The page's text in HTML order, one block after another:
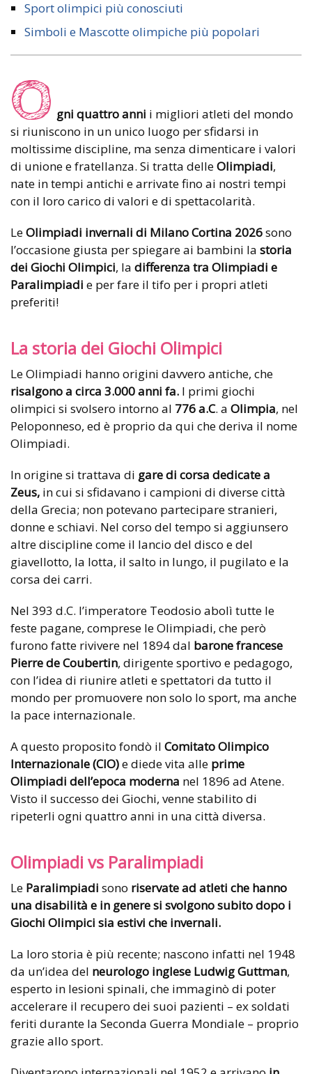
Sport olimpici più conosciuti
Simboli e Mascotte olimpiche più popolari
O gni quattro anni i migliori atleti del mondo
si riuniscono in un unico luogo per sfidarsi in
moltissime discipline, ma senza dimenticare i valori
di unione e fratellanza. Si tratta delleOlimpiadi,
nate in tempi antichi e arrivate fino ai nostri tempi
con il loro carico di valori e di spettacolarità.
LeOlimpiadi invernali di Milano Cortina 2026sono
l’occasione giusta per spiegare ai bambini la storia
dei Giochi Olimpici, la differenza tra Olimpiadi e
Paralimpiadi e per fare il tifo per i propri atleti
preferiti!
La storia dei Giochi Olimpici
Le Olimpiadi hanno origini davvero antiche, che
risalgono a circa 3.000 anni fa. I primi giochi
olimpici si svolsero intorno al 776 a.C. a Olimpia, nel
Peloponneso, ed è proprio da qui che deriva il nome
Olimpiadi.
In origine si trattava di gare di corsa dedicate a
Zeus, in cui si sfidavano i campioni di diverse città
della Grecia; non potevano partecipare stranieri,
donne e schiavi. Nel corso del tempo si aggiunsero
altre discipline come il lancio del disco e del
giavellotto, la lotta, il salto in lungo, il pugilato e la
corsa dei carri.
Nel 393 d.C. l’imperatore Teodosio abolì tutte le
feste pagane, comprese le Olimpiadi, che però
furono fatte rivivere nel 1894 dal barone francese
Pierre de Coubertin, dirigente sportivo e pedagogo,
con l’idea di riunire atleti e spettatori da tutto il
mondo per promuovere non solo lo sport, ma anche
la pace internazionale.
A questo proposito fondò il Comitato Olimpico
Internazionale (CIO)e diede vita alle prime
Olimpiadi dell’epoca moderna nel 1896 ad Atene.
Visto il successo dei Giochi, venne stabilito di
ripeterli ogni quattro anni in una città diversa.
Olimpiadi vs Paralimpiadi
Le Paralimpiadi sono riservate ad atleti che hanno
una disabilità e in genere si svolgono subito dopo i
Giochi Olimpici sia estivi che invernali.
La loro storia è più recente; nascono infatti nel 1948
da un’idea del neurologo inglese Ludwig Guttman,
esperto in lesioni spinali, che immaginò di poter
accelerare il recupero dei suoi pazienti – ex soldati
feriti durante la Seconda Guerra Mondiale – proprio
grazie allo sport.